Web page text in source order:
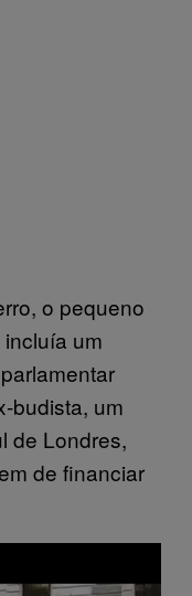
o pequeno
um
budista, um
de Londres,
de financiar